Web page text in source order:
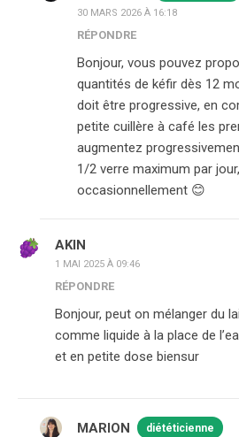
30 MARS 2026 À 16:18
RÉPONDRE
Bonjour, vous pouvez
quantités de kéfir dès 12
doit être progressive, en
petite cuillère à café les
augmentez
1/2 verre maximum par
occasionnellement 😊
AKIN
1 MAI 2025 À 09:46
RÉPONDRE
Bonjour, peut on mélanger du
comme liquide à la place de
et en petite dose biensur
MARION diététicienne